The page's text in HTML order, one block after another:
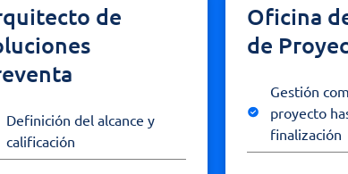
de
Definición del alcance y
calificación
Oficina
de
Gestión
proyecto
finalización